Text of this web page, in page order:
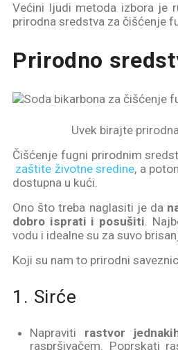
Većini ljudi metoda izbora je
prirodna sredstva za čišćenje
Prirodno
Uvek birajte
Čišćenje fugni prirodnim
zaštite životne sredine, a
dostupna u kući.
Ono što treba naglasiti je da
dobro isprati i posušiti.
vodu i idealne su za suvo
Koji su nam to prirodni
1. Sirće
Napraviti rastvor
raspršivačem. Poprskati